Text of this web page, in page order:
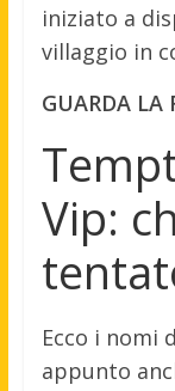
iniziato a
villaggio in
GUARDA LA
Vip:
Ecco i
appunto